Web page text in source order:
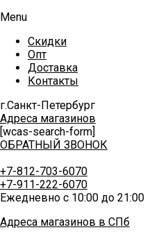
Menu
Скидки
Опт
Доставка
Контакты
г.Санкт-Петербург
Адреса магазинов
[wcas-search-form]
ОБРАТНЫЙ ЗВОНОК
+7-812-703-6070
+7-911-222-6070
Ежедневно с 10:00 до 21:00
Адреса магазинов в СПб